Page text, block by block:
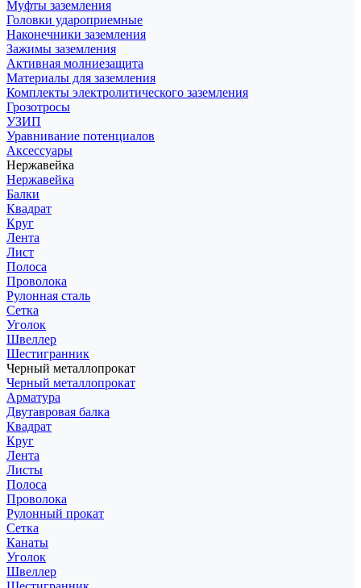
Муфты заземления
Головки удароприемные
Наконечники заземления
Зажимы заземления
Активная молниезащита
Материалы для заземления
Комплекты электролитического заземления
Грозотросы
УЗИП
Уравнивание потенциалов
Аксессуары
Нержавейка
Нержавейка
Балки
Квадрат
Круг
Лента
Лист
Полоса
Проволока
Рулонная сталь
Сетка
Уголок
Швеллер
Шестигранник
Черный металлопрокат
Черный металлопрокат
Арматура
Двутавровая балка
Квадрат
Круг
Лента
Листы
Полоса
Проволока
Рулонный прокат
Сетка
Канаты
Уголок
Швеллер